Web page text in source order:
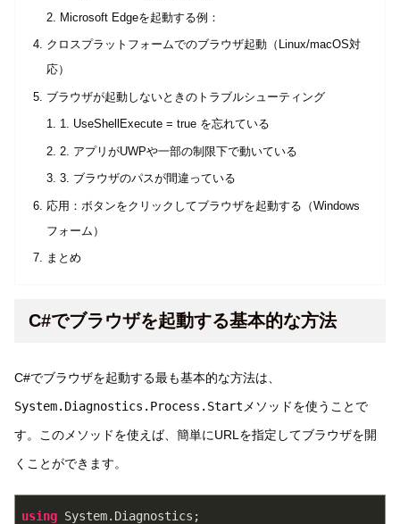
Microsoft Edgeを起動する例：
クロスプラットフォームでのブラウザ起動（Linux/macOS対
応）
ブラウザが起動しないときのトラブルシューティング
1. UseShellExecute = true を忘れている
2. アプリがUWPや一部の制限下で動いている
3. ブラウザのパスが間違っている
応用：ボタンをクリックしてブラウザを起動する（Windows
フォーム）
まとめ
C#でブラウザを起動する基本的な方法
C#でブラウザを起動する最も基本的な方法は、
System.Diagnostics.Process.Startメソッドを使うことで
す。このメソッドを使えば、簡単にURLを指定してブラウザを開
くことができます。
using System.Diagnostics;